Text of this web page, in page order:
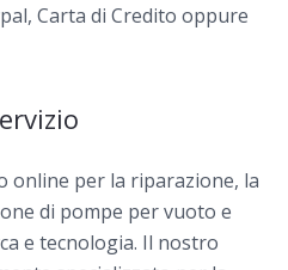
Carta di Credito oppure
online per la riparazione, la
di pompe per vuoto e
e tecnologia. Il nostro